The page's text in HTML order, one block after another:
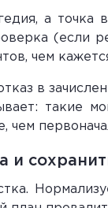
а
(если
чем
в
такие
чем
и